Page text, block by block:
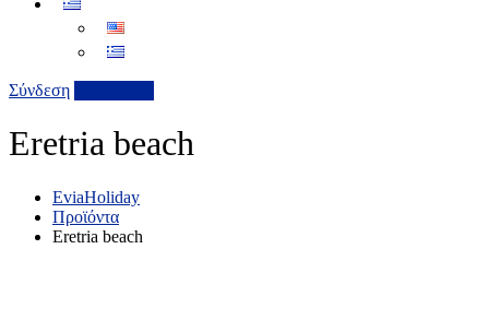
Σύνδεση
Eretria beach
EviaHoliday
Προϊόντα
Eretria beach